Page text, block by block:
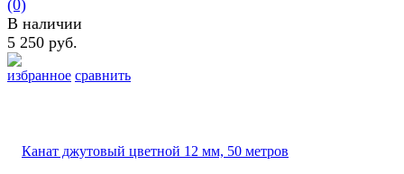
избранное сравнить
(0)
В наличии
5 250 руб.